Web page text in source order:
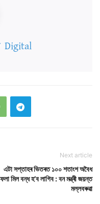
Digital
Next article
এটা সপ্তাহৰ ভিতৰত ১০০ শতাংশ অবৈধ
মিল বন্ধ হ’ব লাগিব : বন মন্ত্ৰী জয়ন্ত
মল্লবৰুৱা